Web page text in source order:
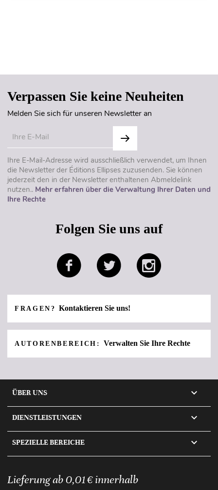
Verpassen Sie keine Neuheiten
Melden Sie sich für unseren Newsletter an
Ihre E-Mail-Adresse wird ausschließlich verwendet, um Ihnen
die Newsletter der Éditions Ellipses zuzusenden. Sie können
jederzeit den in der Newsletter enthaltenen Abmeldelink
nutzen.. Mehr erfahren über die Verwaltung Ihrer Daten und
Ihre Rechte
Folgen Sie uns auf
FRAGEN? Kontaktieren Sie uns!
AUTORENBEREICH: Verwalten Sie Ihre Rechte
ÜBER UNS 
DIENSTLEISTUNGEN 
SPEZIELLE BEREICHE 
Lieferung ab 0,01 € innerhalb